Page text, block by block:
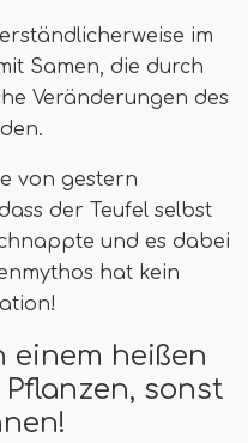
im
Samen, die durch
Veränderungen des
von gestern
der Teufel selbst
und es dabei
hat kein
einem heißen
sonst